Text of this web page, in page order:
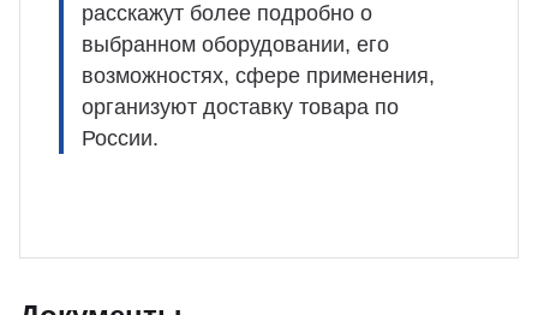
расскажут более подробно о
выбранном оборудовании, его
возможностях, сфере применения,
организуют доставку товара по
России.